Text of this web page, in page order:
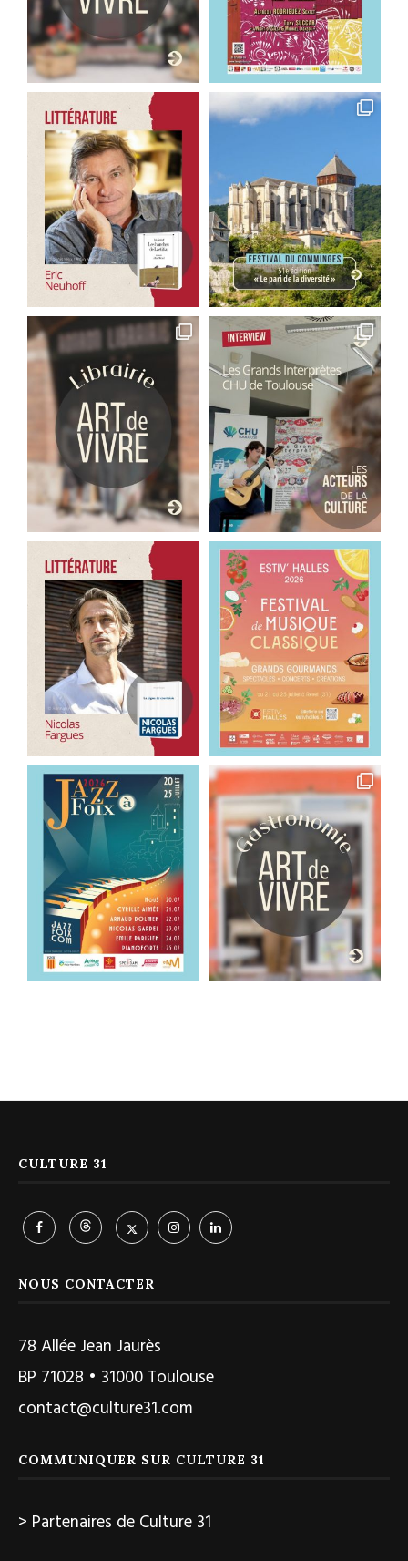
CULTURE 31
NOUS CONTACTER
78 Allée Jean Jaurès
BP 71028 • 31000 Toulouse
contact@culture31.com
COMMUNIQUER SUR CULTURE 31
> Partenaires de Culture 31